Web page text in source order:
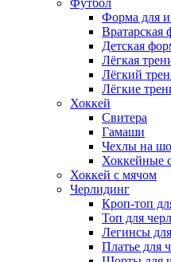
Форма для
Вратарская
Детская
Лёгкая
Лёгкий
Лёгкие
Хоккей
Свитера
Гамаши
Чехлы на
Хоккейные
Хоккей с мячом
Черлидинг
Кроп-топ
Топ для
Легинсы
Платье для